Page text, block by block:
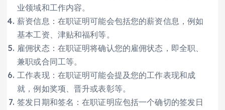
业领域和工作内容。
薪资信息：在职证明可能会包括您的薪资信息，例如
基本工资、津贴和福利等。
雇佣状态：在职证明将确认您的雇佣状态，即全职、
兼职或合同工等。
工作表现：在职证明可能会提及您的工作表现和成
就，例如奖项、晋升或表彰等。
签发日期和签名：在职证明应包括一个确切的签发日